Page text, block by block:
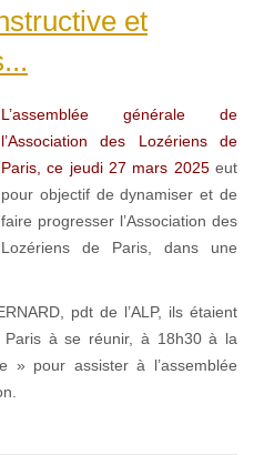
et
L’assemblée générale de
l’Association des Lozériens de
Paris, ce jeudi 27 mars 2025eut
pour objectif de dynamiser et de
faire progresser l’Association des
Lozériens de Paris, dans une
pdt de l’ALP, ils étaient
à se réunir, à 18h30 à la
pour assister à l’assemblée